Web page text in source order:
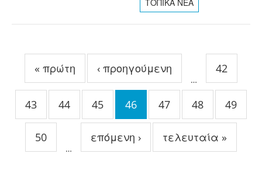
ΤΟΠΙΚΑ ΝΕΑ
« πρώτη ‹ προηγούμενη
…
42
43 44 45 46 47 48 49
50
…
επόμενη › τελευταία »